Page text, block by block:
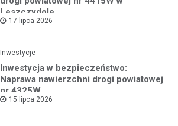
Leszczydole
17 lipca 2026
Inwestycje
Inwestycja w bezpieczeństwo:
Naprawa nawierzchni drogi powiatowej
nr 4325W
15 lipca 2026